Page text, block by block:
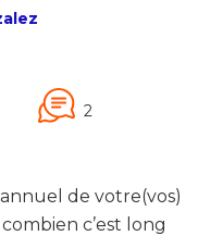
2
de votre(vos)
c’est long